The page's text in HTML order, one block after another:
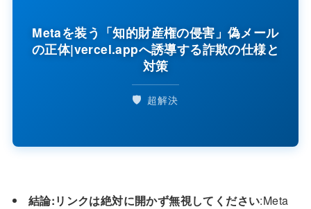
Metaを装う「知的財産権の侵害」偽メール
の正体|vercel.appへ誘導する詐欺の仕様と
対策
🛡️ 超解決
結論:リンクは絶対に開かず無視してください:Meta